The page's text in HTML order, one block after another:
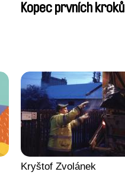
Kopec prvních kroků
Kryštof Zvolánek